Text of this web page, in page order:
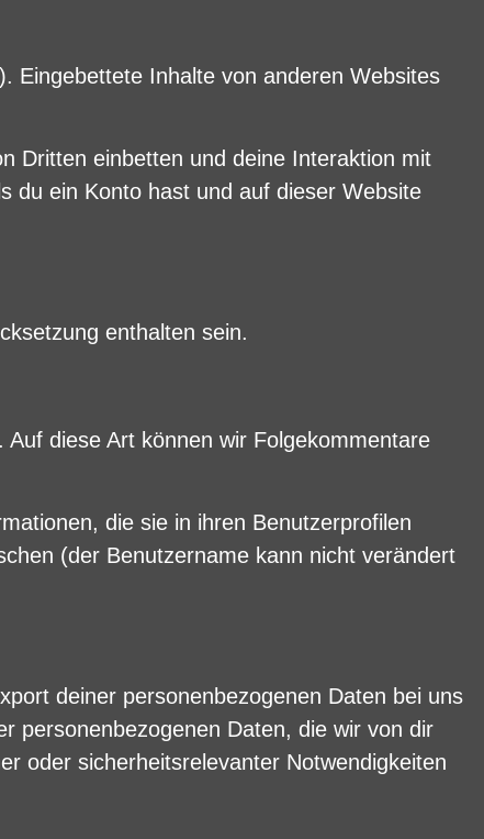
Eingebettete Inhalte von anderen Websites
Dritten einbetten und deine Interaktion mit
du ein Konto hast und auf dieser Website
enthalten sein.
diese Art können wir Folgekommentare
die sie in ihren Benutzerprofilen
(der Benutzername kann nicht verändert
deiner personenbezogenen Daten bei uns
personenbezogenen Daten, die wir von dir
oder sicherheitsrelevanter Notwendigkeiten